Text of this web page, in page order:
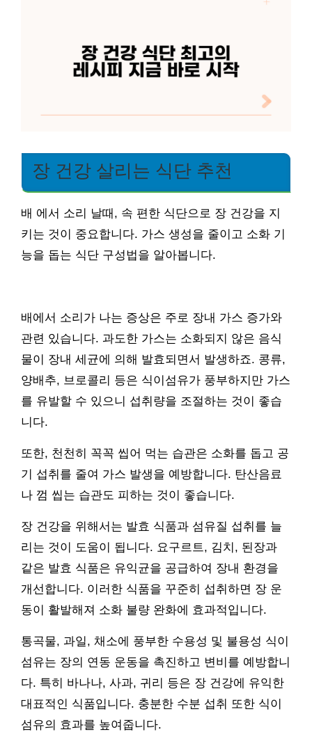
장 건강 살리는 식단 추천
배 에서 소리 날때, 속 편한 식단으로 장 건강을 지
키는 것이 중요합니다. 가스 생성을 줄이고 소화 기
능을 돕는 식단 구성법을 알아봅니다.
배에서 소리가 나는 증상은 주로 장내 가스 증가와
관련 있습니다. 과도한 가스는 소화되지 않은 음식
물이 장내 세균에 의해 발효되면서 발생하죠. 콩류,
양배추, 브로콜리 등은 식이섬유가 풍부하지만 가스
를 유발할 수 있으니 섭취량을 조절하는 것이 좋습
니다.
또한, 천천히 꼭꼭 씹어 먹는 습관은 소화를 돕고 공
기 섭취를 줄여 가스 발생을 예방합니다. 탄산음료
나 껌 씹는 습관도 피하는 것이 좋습니다.
장 건강을 위해서는 발효 식품과 섬유질 섭취를 늘
리는 것이 도움이 됩니다. 요구르트, 김치, 된장과
같은 발효 식품은 유익균을 공급하여 장내 환경을
개선합니다. 이러한 식품을 꾸준히 섭취하면 장 운
동이 활발해져 소화 불량 완화에 효과적입니다.
통곡물, 과일, 채소에 풍부한 수용성 및 불용성 식이
섬유는 장의 연동 운동을 촉진하고 변비를 예방합니
다. 특히 바나나, 사과, 귀리 등은 장 건강에 유익한
대표적인 식품입니다. 충분한 수분 섭취 또한 식이
섬유의 효과를 높여줍니다.